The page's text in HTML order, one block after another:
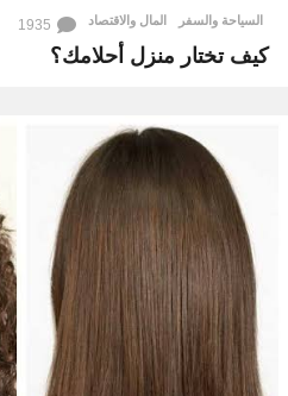
السياحة والسفر ,
المال والاقتصاد 1935
كيف تختار منزل أحلامك؟